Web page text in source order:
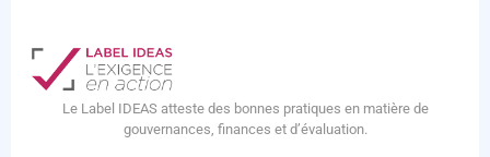
Le Label IDEAS atteste des bonnes pratiques en matière de
gouvernances, finances et d’évaluation.